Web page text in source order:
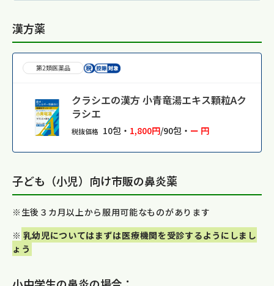
漢方薬
第2類医薬品
クラシエの漢方 小青竜湯エキス顆粒Aク
ラシエ
税抜価格 10包・ 1,800円/90包・ ー 円
子ども（小児）向け市販の鼻炎薬
※生後３カ月以上から服用可能なものがあります
※ 乳幼児についてはまずは医療機関を受診するようにしまし
ょう